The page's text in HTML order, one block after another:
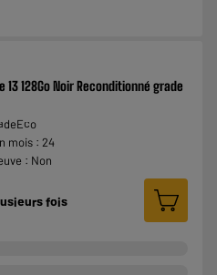
13 128Go Noir Reconditionné grade
mois : 24
: Non
fois